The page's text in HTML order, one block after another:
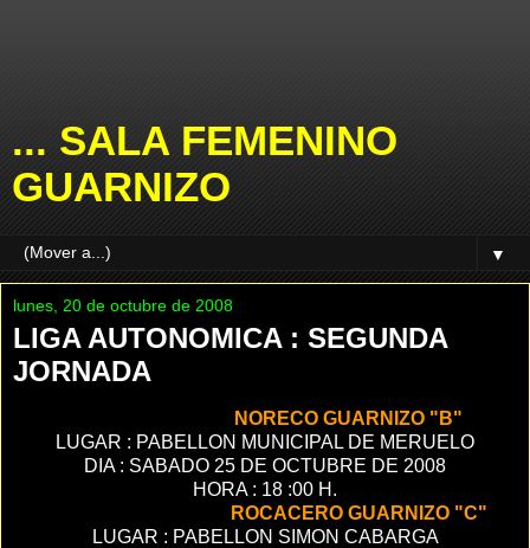
... SALA FEMENINO
GUARNIZO
▼
lunes, 20 de octubre de 2008
LIGA AUTONOMICA : SEGUNDA
JORNADA
NORECO GUARNIZO "B"
LUGAR : PABELLON MUNICIPAL DE MERUELO
DIA : SABADO 25 DE OCTUBRE DE 2008
HORA : 18 :00 H.
ROCACERO GUARNIZO "C"
LUGAR : PABELLON SIMON CABARGA